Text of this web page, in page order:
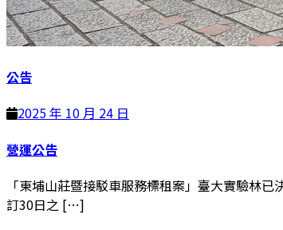
公告
2025 年 10 月 24 日
營運公告
「東埔山莊暨接駁車服務標租案」臺大實驗林
訂30日之 […]